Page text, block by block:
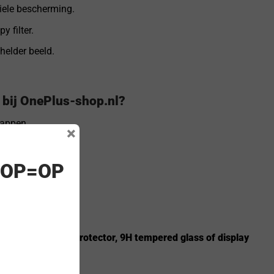
bescherming.
filter.
beeld.
bij OnePlus-shop.nl?
nog!
jouw
screen protector, 9H tempered glass of display
×